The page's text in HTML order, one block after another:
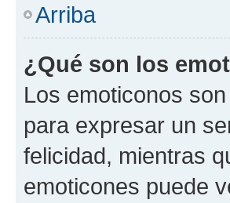
Arriba
¿Qué son los
Los emoticonos
para expresar un
felicidad, mientras
emoticones puede